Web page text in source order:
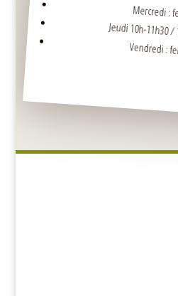
Mercredi :
Jeudi 10h-11h30
Vendredi :